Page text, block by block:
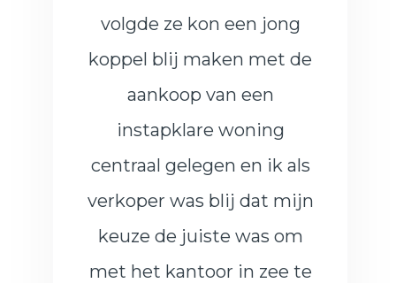
volgde ze kon een jong
koppel blij maken met de
aankoop van een
instapklare woning
centraal gelegen en ik als
verkoper was blij dat mijn
keuze de juiste was om
met het kantoor in zee te